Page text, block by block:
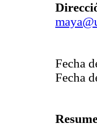
Fecha
Fecha